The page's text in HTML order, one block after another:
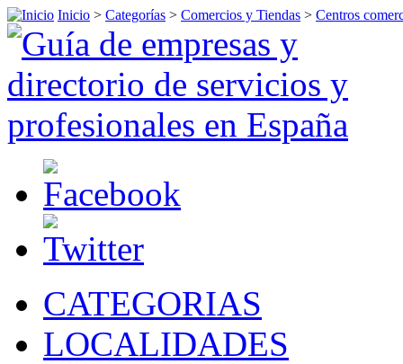
Inicio > Categorías > Comercios y Tiendas > Centros
CATEGORIAS
LOCALIDADES